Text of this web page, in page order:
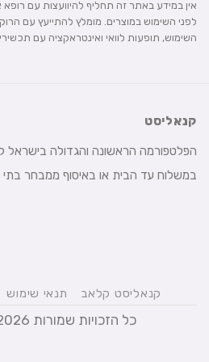
אין במידע באתר זה תחליף להיוועצות עם רופא
לפני השימוש במוצרים. מומלץ להתייעץ עם
השימוש, תופעות לוואי ואינטראקציה עם
קנאליסט
הפלטפורמה הראשונה והגדולה בישראל
במשלוח עד הבית או באיסוף ממבחר
קנאליסט קלאב תנאי שימוש
כל הזכויות שמורות 2026 ©